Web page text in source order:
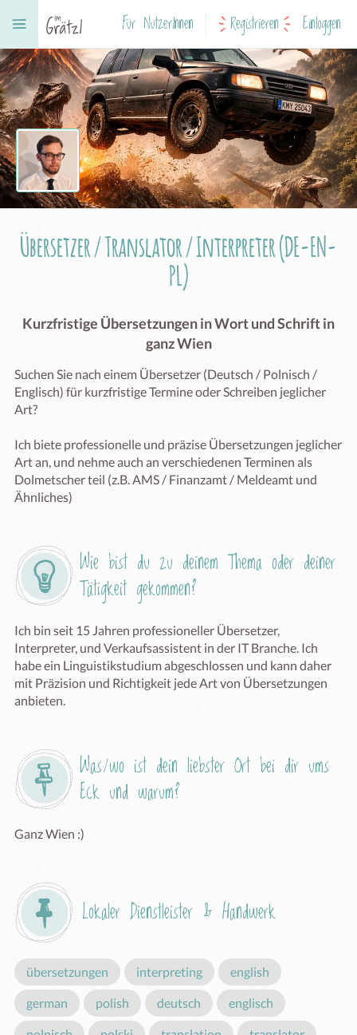
Für NutzerInnen Registrieren Einloggen
Übersetzer / Translator / Interpreter (DE-EN-
PL)
Kurzfristige Übersetzungen in Wort und Schrift in
ganz Wien
Suchen Sie nach einem Übersetzer (Deutsch / Polnisch /
Englisch) für kurzfristige Termine oder Schreiben jeglicher
Art?
Ich biete professionelle und präzise Übersetzungen jeglicher
Art an, und nehme auch an verschiedenen Terminen als
Dolmetscher teil (z.B. AMS / Finanzamt / Meldeamt und
Ähnliches)
Wie bist du zu deinem Thema oder deiner
Tätigkeit gekommen?
Ich bin seit 15 Jahren professioneller Übersetzer,
Interpreter, und Verkaufsassistent in der IT Branche. Ich
habe ein Linguistikstudium abgeschlossen und kann daher
mit Präzision und Richtigkeit jede Art von Übersetzungen
anbieten.
Was/wo ist dein liebster Ort bei dir ums
Eck und warum?
Ganz Wien :)
Lokaler Dienstleister & Handwerk
übersetzungen interpreting english
german polish deutsch englisch